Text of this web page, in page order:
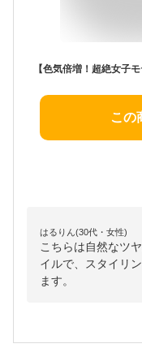
この
はるりん(30代・女性)
こちらは自然なツ
イルで、スタイリ
ます。